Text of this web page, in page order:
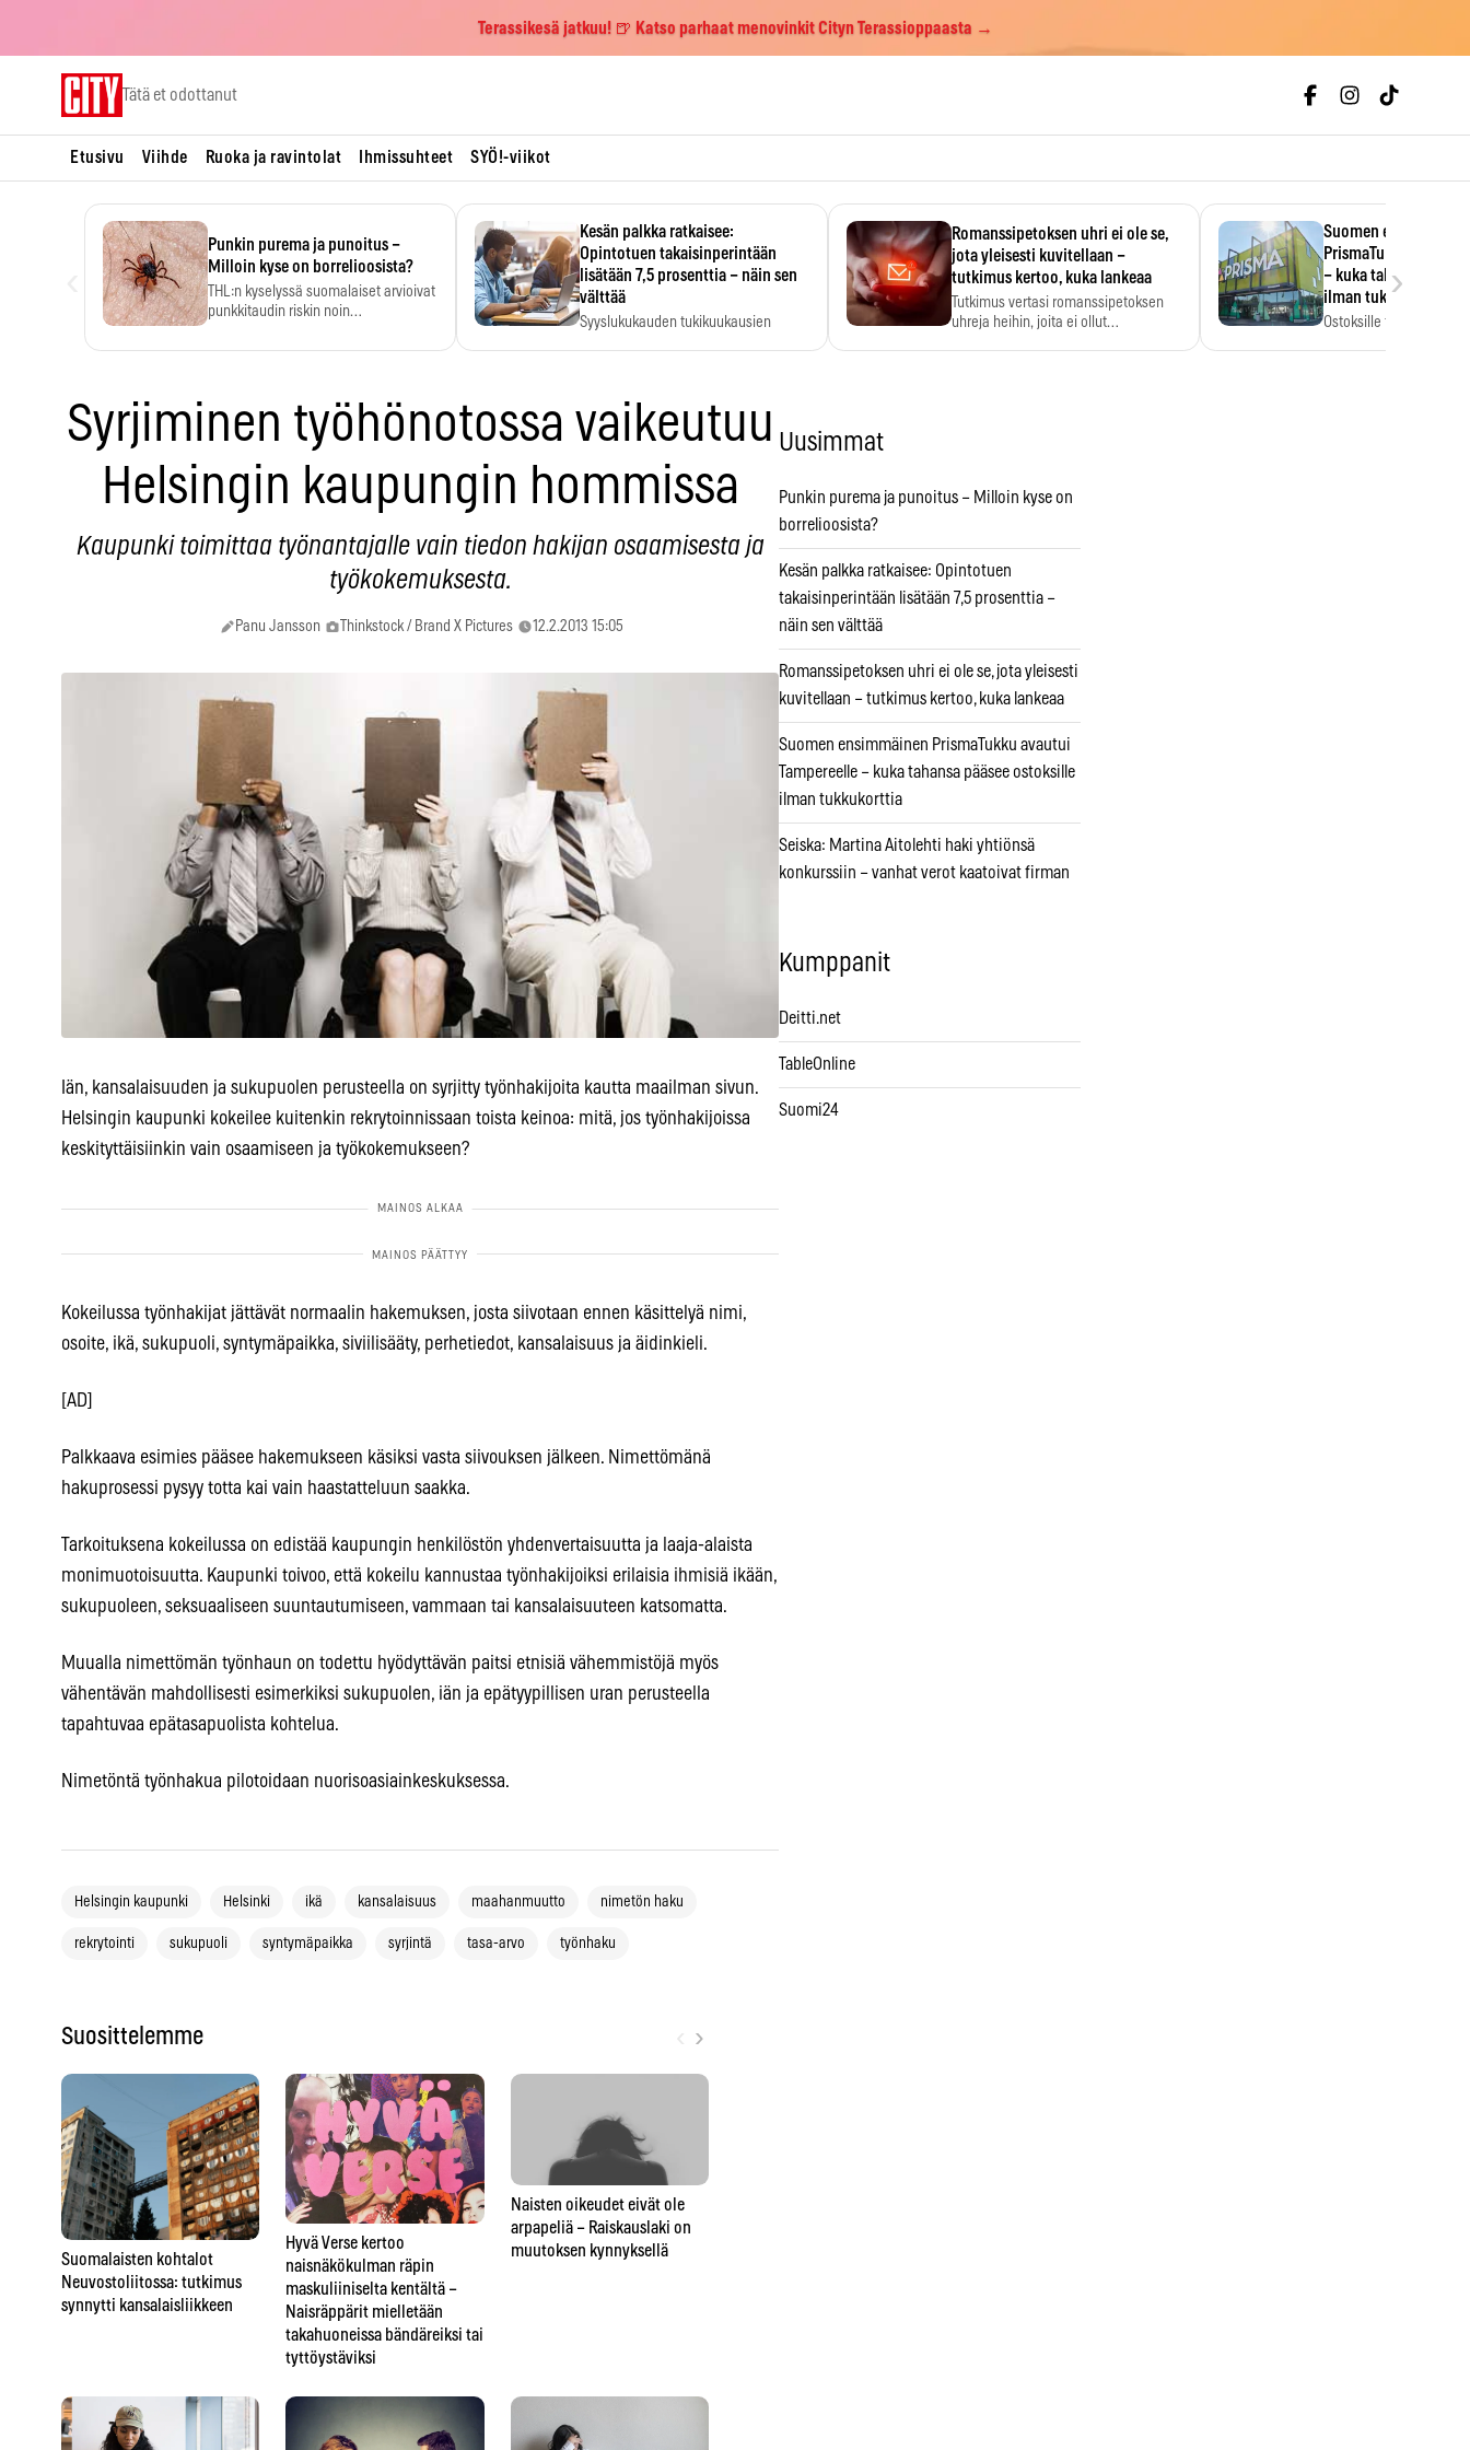
Terassikesä jatkuu! 🍺 Katso parhaat menovinkit Cityn Terassioppaasta →
Tätä et odottanut
Etusivu Viihde Ruoka ja ravintolat Ihmissuhteet SYÖ!-viikot
Punkin purema ja punoitus –
Milloin kyse on borrelioosista?
THL:n kyselyssä suomalaiset arvioivat
punkkitaudin riskin noin
Kesän palkka ratkaisee:
Opintotuen takaisinperintään
lisätään 7,5 prosenttia – näin sen
välttää
Syyslukukauden tukikuukausien
Romanssipetoksen uhri ei ole se,
jota yleisesti kuvitellaan –
tutkimus kertoo, kuka lankeaa
Tutkimus vertasi romanssipetoksen
uhreja heihin, joita ei ollut…
Suomen
PrismaTukku avautui
– kuka tahansa
ilman tukkukorttia
Ostoksille tarvitse
›
Syrjiminen työhönotossa vaikeutuu
Helsingin kaupungin hommissa
Kaupunki toimittaa työnantajalle vain tiedon hakijan osaamisesta ja
työkokemuksesta.
Panu Jansson Thinkstock / Brand X Pictures 12.2.2013 15:05
Iän, kansalaisuuden ja sukupuolen perusteella on syrjitty työnhakijoita kautta maailman sivun.
Helsingin kaupunki kokeilee kuitenkin rekrytoinnissaan toista keinoa: mitä, jos työnhakijoissa
keskityttäisiinkin vain osaamiseen ja työkokemukseen?
Kokeilussa työnhakijat jättävät normaalin hakemuksen, josta siivotaan ennen käsittelyä nimi,
osoite, ikä, sukupuoli, syntymäpaikka, siviilisääty, perhetiedot, kansalaisuus ja äidinkieli.
[AD]
Palkkaava esimies pääsee hakemukseen käsiksi vasta siivouksen jälkeen. Nimettömänä
hakuprosessi pysyy totta kai vain haastatteluun saakka.
Tarkoituksena kokeilussa on edistää kaupungin henkilöstön yhdenvertaisuutta ja laaja-alaista
monimuotoisuutta. Kaupunki toivoo, että kokeilu kannustaa työnhakijoiksi erilaisia ihmisiä ikään,
sukupuoleen, seksuaaliseen suuntautumiseen, vammaan tai kansalaisuuteen katsomatta.
Muualla nimettömän työnhaun on todettu hyödyttävän paitsi etnisiä vähemmistöjä myös
vähentävän mahdollisesti esimerkiksi sukupuolen, iän ja epätyypillisen uran perusteella
tapahtuvaa epätasapuolista kohtelua.
Nimetöntä työnhakua pilotoidaan nuorisoasiainkeskuksessa.
Helsingin kaupunki Helsinki ikä kansalaisuus maahanmuutto nimetön haku
rekrytointi sukupuoli syntymäpaikka syrjintä tasa-arvo työnhaku
Suosittelemme ›
Suomalaisten kohtalot
Neuvostoliitossa: tutkimus
synnytti kansalaisliikkeen
Hyvä Verse kertoo
naisnäkökulman räpin
maskuliiniselta kentältä –
Naisräppärit mielletään
takahuoneissa bändäreiksi tai
tyttöystäviksi
Naisten oikeudet eivät ole
arpapeliä – Raiskauslaki on
muutoksen kynnyksellä
Uusimmat
Punkin purema ja punoitus – Milloin kyse on
borrelioosista?
Kesän palkka ratkaisee: Opintotuen
takaisinperintään lisätään 7,5 prosenttia –
näin sen välttää
Romanssipetoksen uhri ei ole se, jota yleisesti
kuvitellaan – tutkimus kertoo, kuka lankeaa
Suomen ensimmäinen PrismaTukku avautui
Tampereelle – kuka tahansa pääsee ostoksille
ilman tukkukorttia
Seiska: Martina Aitolehti haki yhtiönsä
konkurssiin – vanhat verot kaatoivat firman
Kumppanit
Deitti.net
TableOnline
Suomi24